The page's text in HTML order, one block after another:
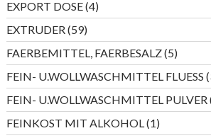
EXPORT DOSE 44
Produkte
EXTRUDER 5959
Produkte
FAERBEMITTEL, FAERBESALZ 55
FEIN- U.WOLLWASCHMITTEL FLUESS
FEIN- U.WOLLWASCHMITTEL PULVER
FEINKOST MIT ALKOHOL 11